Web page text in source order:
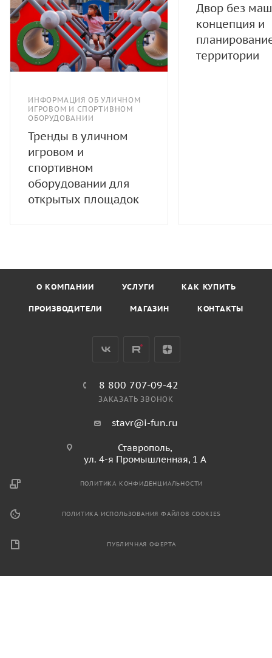
ИНФОРМАЦИЯ ОБ УЛИЧНОМ
ИГРОВОМ И СПОРТИВНОМ
ОБОРУДОВАНИИ
Тренды в уличном
игровом и
спортивном
оборудовании для
открытых площадок
Двор без
концепция и
территории
О КОМПАНИИ УСЛУГИ КАК КУПИТЬ
ПРОИЗВОДИТЕЛИ МАГАЗИН КОНТАКТЫ
8 800 707-09-42
ЗАКАЗАТЬ ЗВОНОК
stavr@i-fun.ru
Ставрополь,
ул. 4-я Промышленная, 1 А
ПОЛИТИКА КОНФИДЕНЦИАЛЬНОСТИ
ПОЛИТИКА ИСПОЛЬЗОВАНИЯ ФАЙЛОВ COOKIES
ПУБЛИЧНАЯ ОФЕРТА